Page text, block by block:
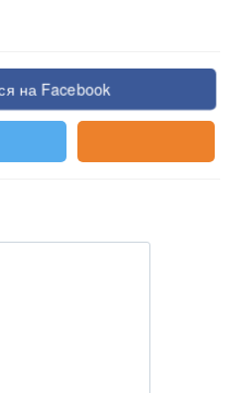
на Facebook